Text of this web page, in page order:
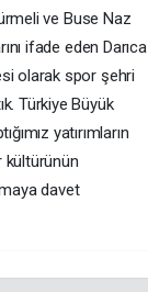
ve Buse Naz
ifade eden Darıca
olarak spor şehri
Türkiye Büyük
yatırımların
kültürünün
davet